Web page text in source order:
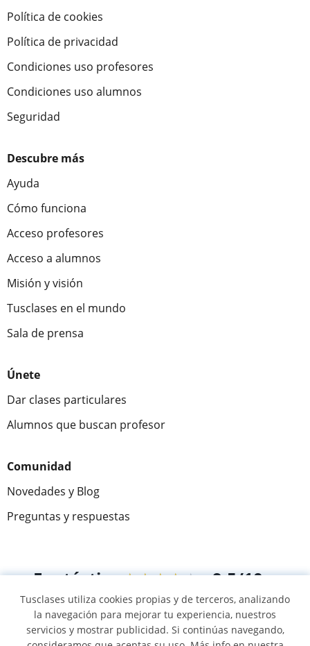
Política de cookies
Política de privacidad
Condiciones uso profesores
Condiciones uso alumnos
Seguridad
Descubre más
Ayuda
Cómo funciona
Acceso profesores
Acceso a alumnos
Misión y visión
Tusclases en el mundo
Sala de prensa
Únete
Dar clases particulares
Alumnos que buscan profesor
Comunidad
Novedades y Blog
Preguntas y respuestas
Fantástica★★★★★ 9,5/10
305883 opiniones de alumnos
Tusclases utiliza cookies propias y de terceros, analizando
la navegación para mejorar tu experiencia, nuestros
servicios y mostrar publicidad. Si continúas navegando,